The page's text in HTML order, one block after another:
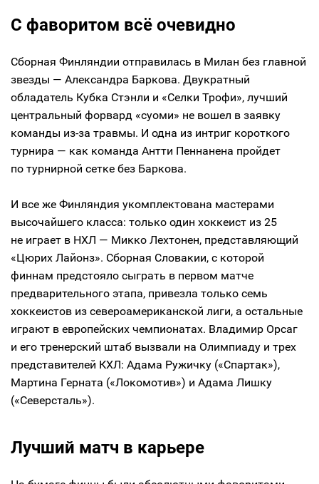
С фаворитом всё очевидно
Сборная Финляндии отправилась в Милан без главной
звезды — Александра Баркова. Двукратный
обладатель Кубка Стэнли и «Селки Трофи», лучший
центральный форвард «суоми» не вошел в заявку
команды из-за травмы. И одна из интриг короткого
турнира — как команда Антти Пеннанена пройдет
по турнирной сетке без Баркова.
И все же Финляндия укомплектована мастерами
высочайшего класса: только один хоккеист из 25
не играет в НХЛ — Микко Лехтонен, представляющий
«Цюрих Лайонз». Сборная Словакии, с которой
финнам предстояло сыграть в первом матче
предварительного этапа, привезла только семь
хоккеистов из североамериканской лиги, а остальные
играют в европейских чемпионатах. Владимир Орсаг
и его тренерский штаб вызвали на Олимпиаду и трех
представителей КХЛ: Адама Ружичку («Спартак»),
Мартина Герната («Локомотив») и Адама Лишку
(«Северсталь»).
Лучший матч в карьере